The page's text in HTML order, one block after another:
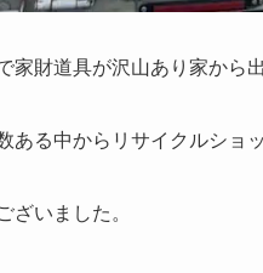
家財道具が沢山あり家から
ある中からリサイクルショ
ざいました。